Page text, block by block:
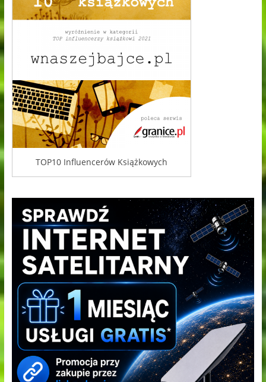
TOP10 Influencerów Książkowych